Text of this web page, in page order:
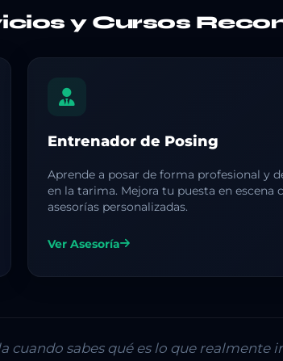
y Cursos
Entrenador de Posing
Aprende a posar de forma profesional y
en la tarima. Mejora tu puesta en escena
asesorías personalizadas.
Ver Asesoría
cuando sabes qué es lo que